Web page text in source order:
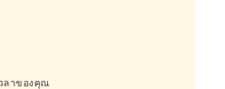
ลาของคุณ